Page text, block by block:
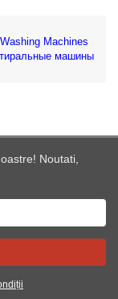
Machines
машины
Noutati,